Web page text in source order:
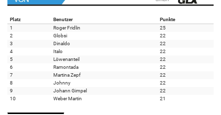
Platz Benutzer
Punkte
1
Roger Fridlin
25
2
Globsi
22
3
Dinaldo
22
4
Italo
22
5
Löwenanteil
22
6
Ramontada
22
7
Martina Zepf
22
8
Johnny
22
9
Johann Gimpel
22
10
Weber Martin 21